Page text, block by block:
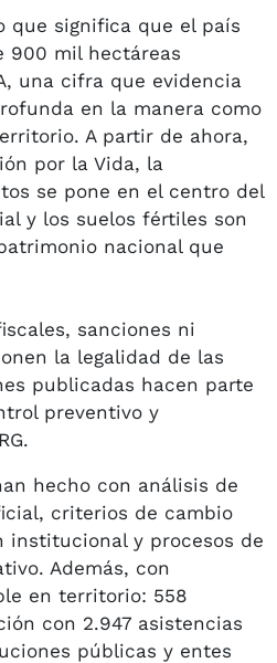
que significa que el país
900 mil hectáreas
una cifra que evidencia
en la manera como
A partir de ahora,
por la Vida, la
se pone en el centro del
y los suelos fértiles son
nacional que
sanciones ni
la legalidad de las
publicadas hacen parte
preventivo y
hecho con análisis de
criterios de cambio
institucional y procesos de
Además, con
en territorio: 558
con 2.947 asistencias
públicas y entes